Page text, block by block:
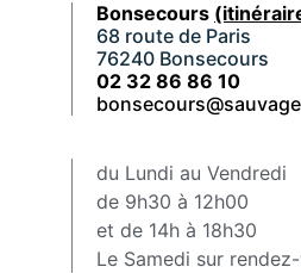
Bonsecours
68 route de Paris
76240 Bonsecours
02 32 86 86 10
du Lundi au Vendredi
de 9h30 à 12h00
et de 14h à 18h30
Le Samedi sur